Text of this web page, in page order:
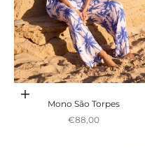
Adicionar ao carrinho
Mono São Torpes
Preço promocional
€88,00